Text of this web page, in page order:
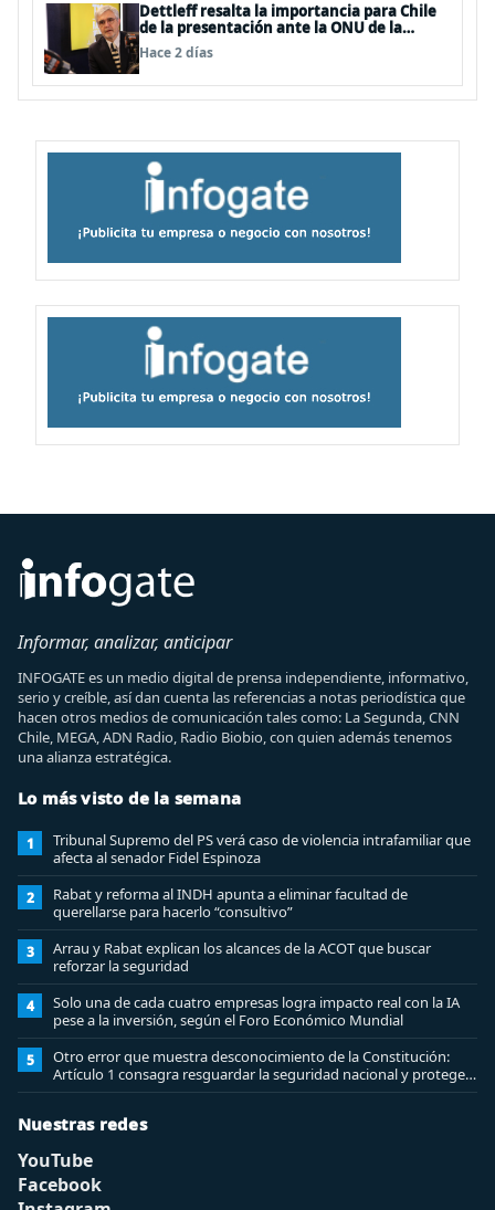
Dettleff resalta la importancia para Chile
de la presentación ante la ONU de la
Plataforma Continental Extendida del
Archipiélago Juan Fernández
Hace 2 días
Informar, analizar, anticipar
INFOGATE es un medio digital de prensa independiente, informativo,
serio y creíble, así dan cuenta las referencias a notas periodística que
hacen otros medios de comunicación tales como: La Segunda, CNN
Chile, MEGA, ADN Radio, Radio Biobio, con quien además tenemos
una alianza estratégica.
Lo más visto de la semana
1
Tribunal Supremo del PS verá caso de violencia intrafamiliar que
afecta al senador Fidel Espinoza
2
Rabat y reforma al INDH apunta a eliminar facultad de
querellarse para hacerlo “consultivo”
3
Arrau y Rabat explican los alcances de la ACOT que buscar
reforzar la seguridad
4
Solo una de cada cuatro empresas logra impacto real con la IA
pese a la inversión, según el Foro Económico Mundial
5
Otro error que muestra desconocimiento de la Constitución:
Artículo 1 consagra resguardar la seguridad nacional y proteger
a los ciudadanos
Nuestras redes
YouTube
Facebook